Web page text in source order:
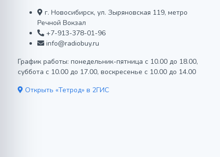
г. Новосибирск, ул. Зыряновская 119, метро
Речной Вокзал
+7-913-378-01-96
info@radiobuy.ru
График работы: понедельник-пятница с 10.00 до 18.00,
суббота с 10.00 до 17.00, воскресенье с 10.00 до 14.00
Открыть «Тетрод» в 2ГИС